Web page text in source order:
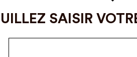
SAISIR